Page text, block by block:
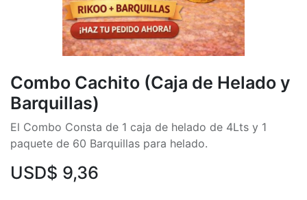
Combo Cachito (Caja de Helado y
Barquillas)
El Combo Consta de 1 caja de helado de 4Lts y 1
paquete de 60 Barquillas para helado.
USD$ 9,36